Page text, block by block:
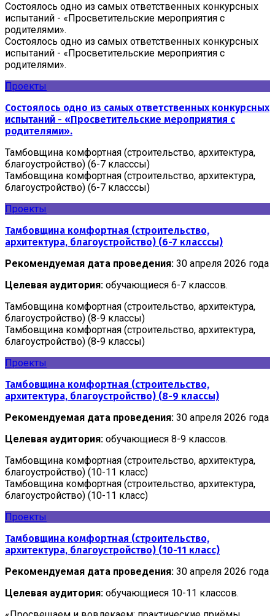
Cостоялось одно из самых ответственных конкурсных
испытаний - «Просветительские мероприятия с
родителями».
Cостоялось одно из самых ответственных конкурсных
испытаний - «Просветительские мероприятия с
родителями».
Проекты
Cостоялось одно из самых ответственных конкурсных
испытаний - «Просветительские мероприятия с
родителями».
Тамбовщина комфортная (строительство, архитектура,
благоустройство) (6-7 класссы)
Тамбовщина комфортная (строительство, архитектура,
благоустройство) (6-7 класссы)
Проекты
Тамбовщина комфортная (строительство,
архитектура, благоустройство) (6-7 класссы)
Рекомендуемая дата проведения: 30 апреля 2026 года
Целевая аудитория: обучающиеся 6-7 классов.
Тамбовщина комфортная (строительство, архитектура,
благоустройство) (8-9 классы)
Тамбовщина комфортная (строительство, архитектура,
благоустройство) (8-9 классы)
Проекты
Тамбовщина комфортная (строительство,
архитектура, благоустройство) (8-9 классы)
Рекомендуемая дата проведения: 30 апреля 2026 года
Целевая аудитория: обучающиеся 8-9 классов.
Тамбовщина комфортная (строительство, архитектура,
благоустройство) (10-11 класс)
Тамбовщина комфортная (строительство, архитектура,
благоустройство) (10-11 класс)
Проекты
Тамбовщина комфортная (строительство,
архитектура, благоустройство) (10-11 класс)
Рекомендуемая дата проведения: 30 апреля 2026 года
Целевая аудитория: обучающиеся 10-11 классов.